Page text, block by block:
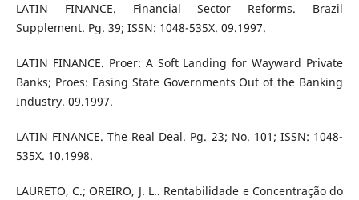
LATIN FINANCE. Financial Sector Reforms. Brazil
Supplement. Pg. 39; ISSN: 1048-535X. 09.1997.
LATIN FINANCE. Proer: A Soft Landing for Wayward Private
Banks; Proes: Easing State Governments Out of the Banking
Industry. 09.1997.
LATIN FINANCE. The Real Deal. Pg. 23; No. 101; ISSN: 1048-
535X. 10.1998.
LAURETO, C.; OREIRO, J. L.. Rentabilidade e Concentração do